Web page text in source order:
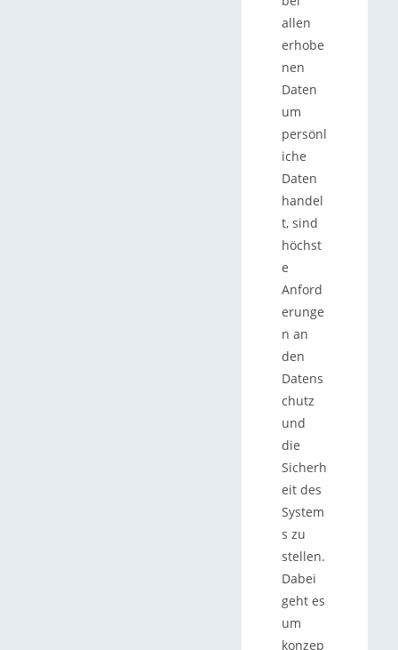
allen
erhobe
nen
Daten
um
persönl
iche
Daten
handel
t, sind
höchst
e
Anford
erunge
n an
den
Datens
chutz
und
die
Sicherh
eit des
System
s zu
stellen.
Dabei
geht es
um
konzep